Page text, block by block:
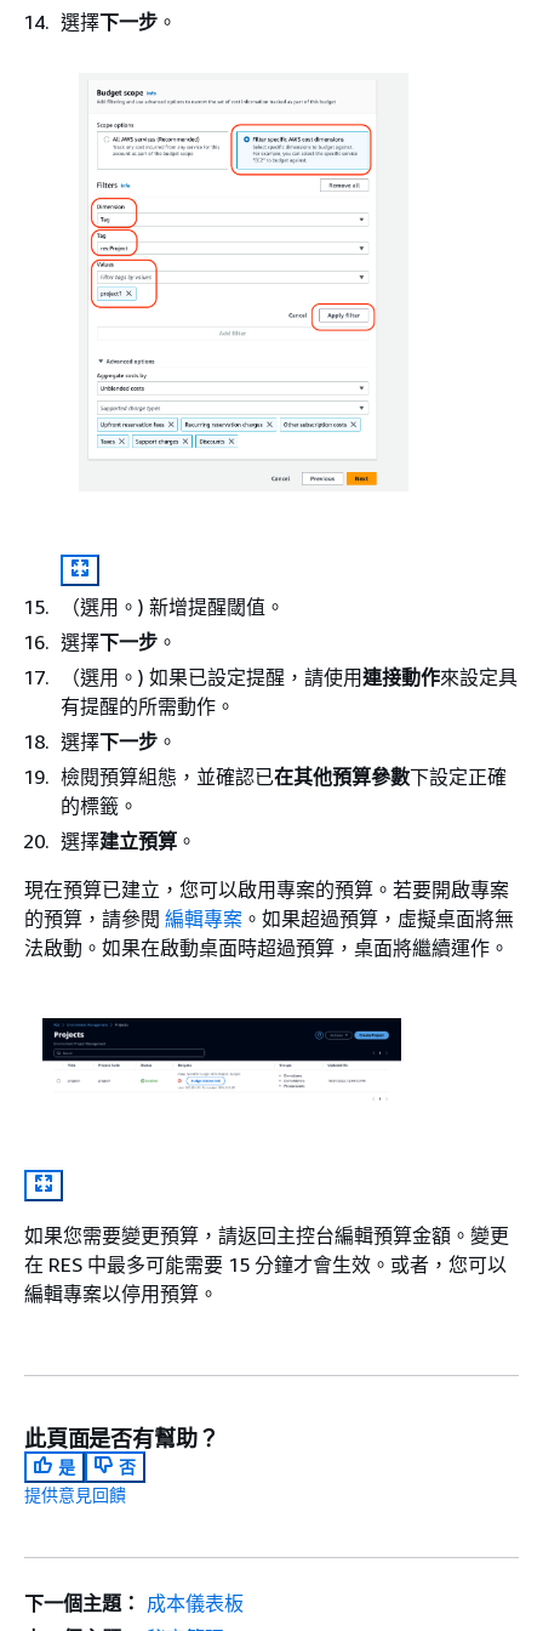
選擇下一步 。
（選用。) 新增提醒閾值。
選擇下一步 。
（選用。) 如果已設定提醒，請使用連接動作來設定具
有提醒的所需動作。
選擇下一步 。
檢閱預算組態，並確認已在其他預算參數下設定正確
的標籤。
選擇建立預算 。
現在預算已建立，您可以啟用專案的預算。若要開啟專案
的預算，請參閱 編輯專案 。如果超過預算，虛擬桌面將無
法啟動。如果在啟動桌面時超過預算，桌面將繼續運作。
如果您需要變更預算，請返回主控台編輯預算金額。變更
在 RES 中最多可能需要 15 分鐘才會生效。或者，您可以
編輯專案以停用預算。
此頁面是否有幫助？
是
否
提供意見回饋
下一個主題： 成本儀表板